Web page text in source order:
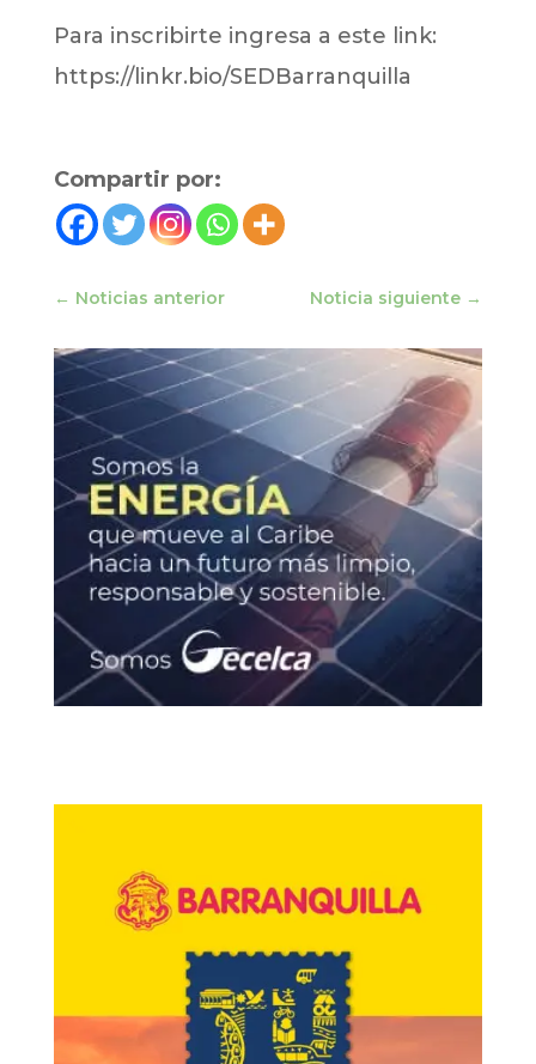
Para inscribirte ingresa a este link:
https://linkr.bio/SEDBarranquilla
Compartir por:
← Noticias anterior Noticia siguiente →